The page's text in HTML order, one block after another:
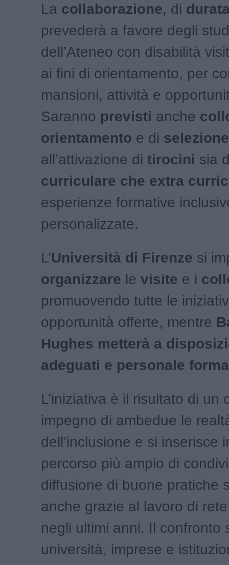
La collaborazione, di
prevederà a favore degli
dell’Ateneo con disabilità
ai fini di orientamento, per
mansioni, attività e
Saranno previsti anche
orientamento e di selezione
all’attivazione di tirocini sia
curriculare che extra
esperienze formative
personalizzate.
L’Università di Firenze si
organizzare le visite e i
promuovendo tutte le
opportunità offerte, mentre
Hughes metterà a
adeguati e personale
L’iniziativa è il risultato di un
impegno di ambedue le
dell’inclusione e si inserisce
percorso più ampio di
diffusione di buone pratiche
anche grazie al lavoro di
negli ultimi anni. Il confronto
università, imprese e